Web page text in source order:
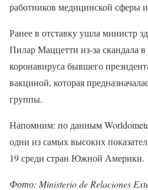
работников медицинской сферы
Ранее в отставку ушла министр
Пилар Маццетти из-за скандала
коронавируса бывшего
вакциной, которая
группы.
Напомним: по данным
одни из самых высоких
19 среди стран Южной Америки.
Фото: Ministerio de Relaciones